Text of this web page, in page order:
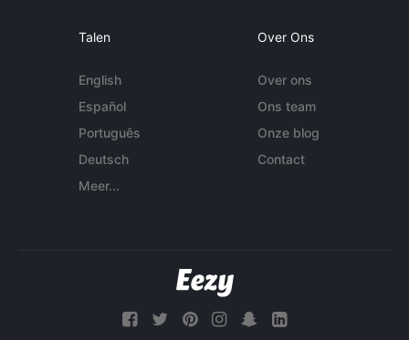
Talen
English
Español
Português
Deutsch
Meer...
Over Ons
Over ons
Ons team
Onze blog
Contact